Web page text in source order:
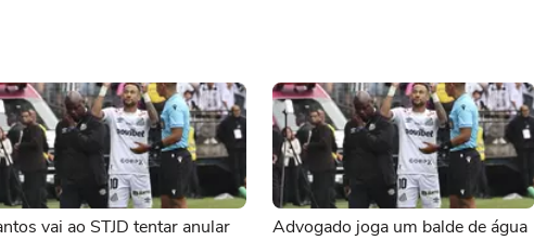
vai ao STJD tentar anular
Advogado joga um balde de água